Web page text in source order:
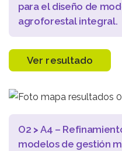
para el diseño de
agroforestal integral.
Ver resultado
O2 >A4 –
modelos de gestión